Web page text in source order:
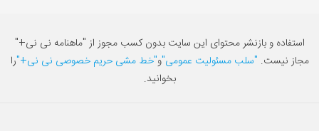
استفاده و بازنشر محتوای این سایت بدون کسب مجوز از "ماهنامه نی نی+"
مجاز نیست. "سلب مسئولیت عمومی"و"خط مشی حریم خصوصی نی نی+"را
بخوانید.